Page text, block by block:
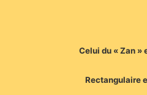
Celui du « Zan »
Rectangulaire